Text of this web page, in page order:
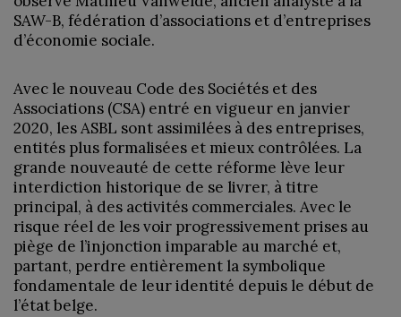
SAW-B, fédération d’associations et d’entreprises
d’économie sociale.
Avec le nouveau Code des Sociétés et des
Associations (CSA) entré en vigueur en janvier
2020, les ASBL sont assimilées à des entreprises,
entités plus formalisées et mieux contrôlées. La
grande nouveauté de cette réforme lève leur
interdiction historique de se livrer, à titre
principal, à des activités commerciales. Avec le
risque réel de les voir progressivement prises au
piège de l’injonction imparable au marché et,
partant, perdre entièrement la symbolique
fondamentale de leur identité depuis le début de
l’état belge.